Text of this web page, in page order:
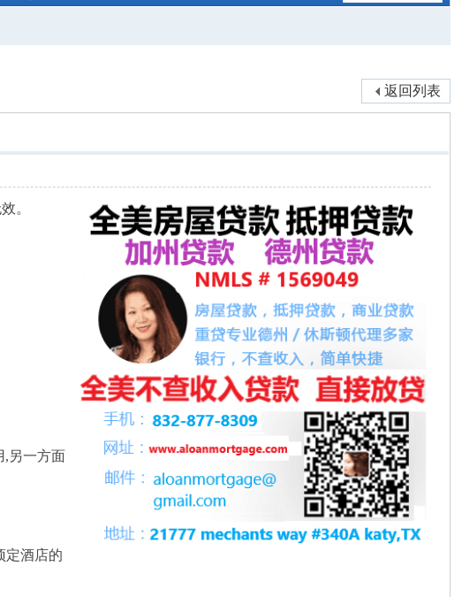
返回列表
。
,另一方面
定酒店的